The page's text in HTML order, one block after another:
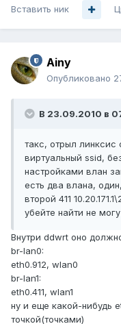
Вставить ник
Ainy
Опубликовано
В 23.09.2010 в
такс, отрыл
виртуальный ssid,
настройками влан
есть два влана,
второй 411
убейте найти не
Внутри ddwrt оно
br-lan0:
eth0.912, wlan0
br-lan1:
eth0.411, wlan1
ну и еще какой-нибудь
точкой(точками)